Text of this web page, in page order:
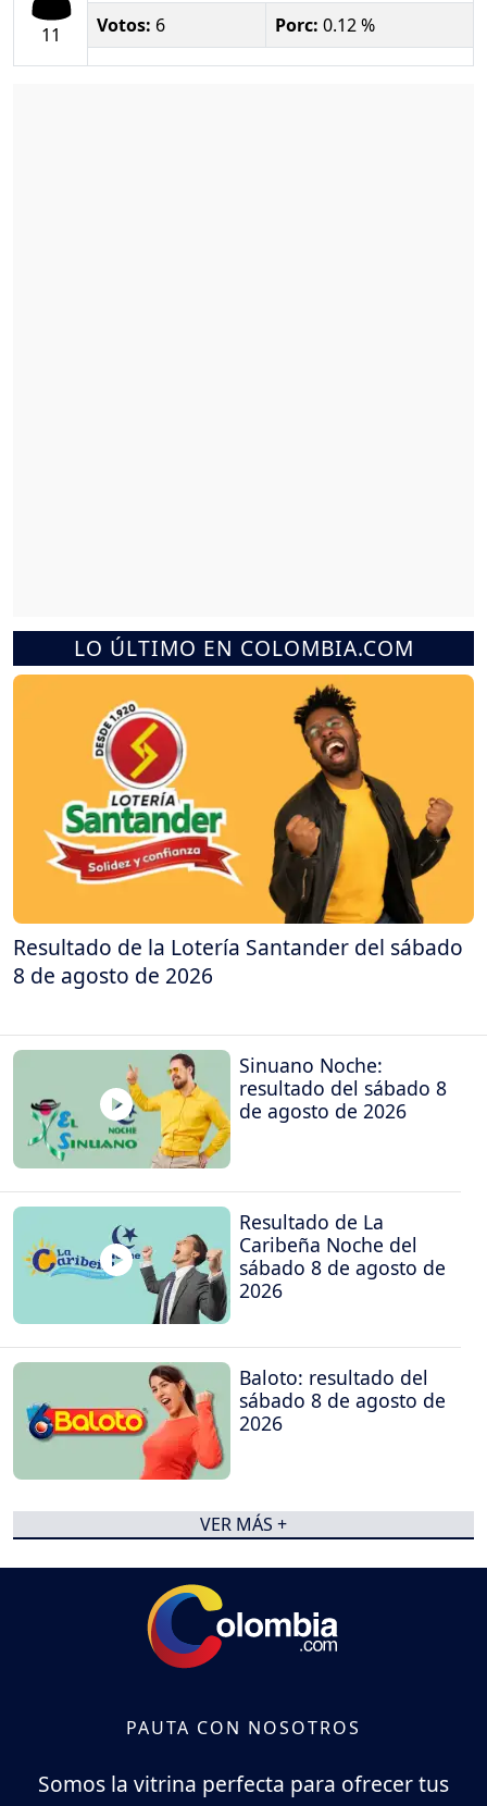
11
Votos: 6 Porc: 0.12 %
LO ÚLTIMO EN COLOMBIA.COM
Resultado de la Lotería Santander del sábado
8 de agosto de 2026
Sinuano Noche:
resultado del sábado 8
de agosto de 2026
Resultado de La
Caribeña Noche del
sábado 8 de agosto de
2026
Baloto: resultado del
sábado 8 de agosto de
2026
VER MÁS +
PAUTA CON NOSOTROS
Somos la vitrina perfecta para ofrecer tus